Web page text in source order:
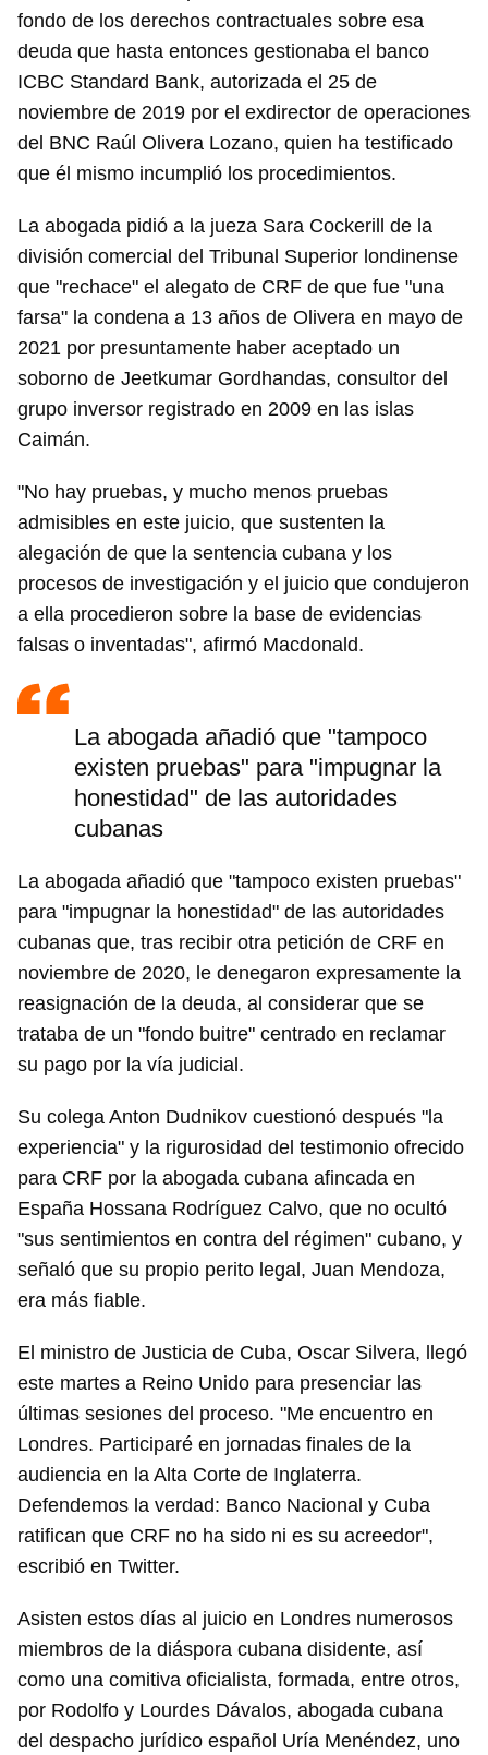
Guardar como favorito
Para poder guardar como favorito, primero has de
iniciar sesión con tu cuenta de 14ymedio.
fondo de los derechos contractuales sobre esa
deuda que hasta entonces gestionaba el banco
ICBC Standard Bank, autorizada el 25 de
noviembre de 2019 por el exdirector de operaciones
del BNC Raúl Olivera Lozano, quien ha testificado
que él mismo incumplió los procedimientos.
La abogada pidió a la jueza Sara Cockerill de la
división comercial del Tribunal Superior londinense
que "rechace" el alegato de CRF de que fue "una
farsa" la condena a 13 años de Olivera en mayo de
2021 por presuntamente haber aceptado un
soborno de Jeetkumar Gordhandas, consultor del
grupo inversor registrado en 2009 en las islas
Caimán.
"No hay pruebas, y mucho menos pruebas
admisibles en este juicio, que sustenten la
alegación de que la sentencia cubana y los
procesos de investigación y el juicio que condujeron
a ella procedieron sobre la base de evidencias
falsas o inventadas", afirmó Macdonald.
La abogada añadió que "tampoco
existen pruebas" para "impugnar la
honestidad" de las autoridades
cubanas
La abogada añadió que "tampoco existen pruebas"
para "impugnar la honestidad" de las autoridades
cubanas que, tras recibir otra petición de CRF en
noviembre de 2020, le denegaron expresamente la
reasignación de la deuda, al considerar que se
trataba de un "fondo buitre" centrado en reclamar
su pago por la vía judicial.
Su colega Anton Dudnikov cuestionó después "la
experiencia" y la rigurosidad del testimonio ofrecido
para CRF por la abogada cubana afincada en
España Hossana Rodríguez Calvo, que no ocultó
"sus sentimientos en contra del régimen" cubano, y
señaló que su propio perito legal, Juan Mendoza,
era más fiable.
El ministro de Justicia de Cuba, Oscar Silvera, llegó
este martes a Reino Unido para presenciar las
últimas sesiones del proceso. "Me encuentro en
Londres. Participaré en jornadas finales de la
audiencia en la Alta Corte de Inglaterra.
Defendemos la verdad: Banco Nacional y Cuba
ratifican que CRF no ha sido ni es su acreedor",
escribió en Twitter.
Asisten estos días al juicio en Londres numerosos
miembros de la diáspora cubana disidente, así
como una comitiva oficialista, formada, entre otros,
por Rodolfo y Lourdes Dávalos, abogada cubana
del despacho jurídico español Uría Menéndez, uno